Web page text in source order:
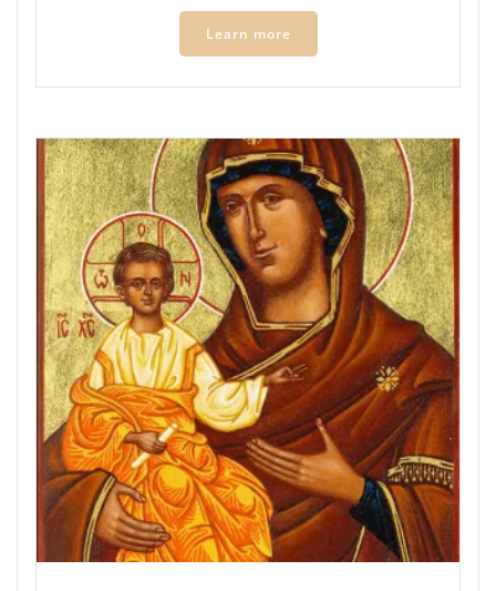
Learn more